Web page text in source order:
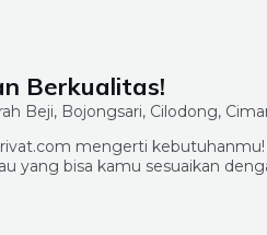
Berkualitas!
mengerti kebutuhanmu!
yang bisa kamu sesuaikan